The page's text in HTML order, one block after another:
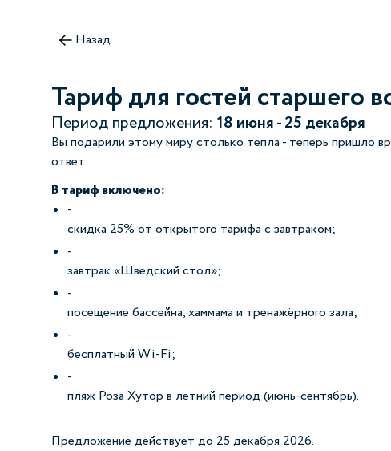
Назад
Тариф для гостей старшего
Период предложения: 18 июня - 25 декабря
Вы подарили этому миру столько тепла - теперь пришло
ответ.
В тариф включено:
скидка 25% от открытого тарифа с завтраком;
завтрак «Шведский стол»;
посещение бассейна, хаммама и тренажёрного зала;
бесплатный Wi-Fi;
пляж Роза Хутор в летний период (июнь-сентябрь).
Предложение действует до 25 декабря 2026.